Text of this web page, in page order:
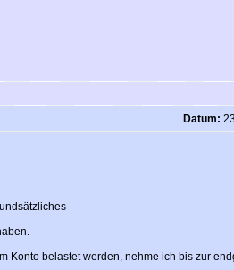
Datum:
Konto belastet werden, nehme ich bis zur